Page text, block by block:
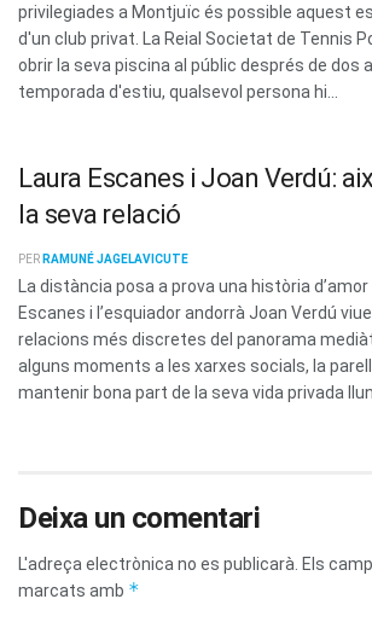
privilegiades a Montjuïc és possible aquest
d'un club privat. La Reial Societat de Tennis
obrir la seva piscina al públic després de dos
temporada d'estiu, qualsevol persona hi...
Laura Escanes i Joan Verdú:
la seva relació
PER RAMUNÉ JAGELAVICUTE
La distància posa a prova una història
Escanes i l’esquiador andorrà Joan Verdú
relacions més discretes del panorama
alguns moments a les xarxes socials, la
mantenir bona part de la seva vida privada
Deixa un comentari
L'adreça electrònica no es publicarà. Els
marcats amb *